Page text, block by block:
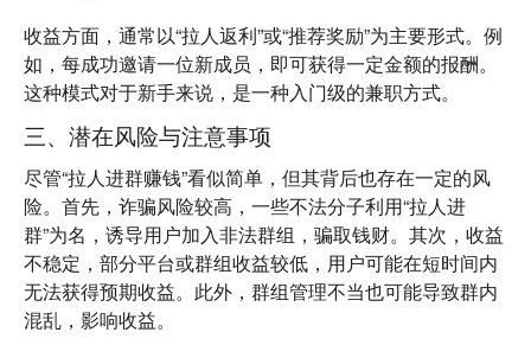
收益方面，通常以“拉人返利”或“推荐奖励”为主要形式。例
如，每成功邀请一位新成员，即可获得一定金额的报酬。
这种模式对于新手来说，是一种入门级的兼职方式。
三、潜在风险与注意事项
尽管“拉人进群赚钱”看似简单，但其背后也存在一定的风
险。首先， 诈骗风险较高，一些不法分子利用“拉人进
群”为名，诱导用户加入非法群组，骗取钱财。其次， 收益
不稳定 ，部分平台或群组收益较低，用户可能在短时间内
无法获得预期收益。此外， 群组管理不当也可能导致群内
混乱，影响收益。